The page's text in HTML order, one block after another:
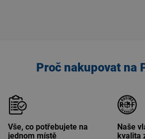
Proč nakupovat na
Vše, co potřebujete na
jednom místě
Naše
kvalita